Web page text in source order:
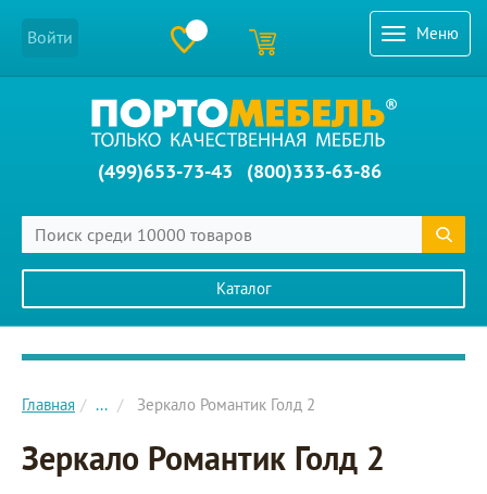
Меню
Войти
(499)653-73-43 (800)333-63-86
Каталог
Главное меню сайта
Главная ... Зеркало Романтик Голд 2
Зеркало Романтик Голд 2